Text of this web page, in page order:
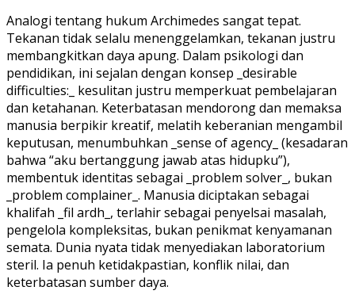
Analogi tentang hukum Archimedes sangat tepat.
Tekanan tidak selalu menenggelamkan, tekanan justru
membangkitkan daya apung. Dalam psikologi dan
pendidikan, ini sejalan dengan konsep _desirable
difficulties:_ kesulitan justru memperkuat pembelajaran
dan ketahanan. Keterbatasan mendorong dan memaksa
manusia berpikir kreatif, melatih keberanian mengambil
keputusan, menumbuhkan _sense of agency_ (kesadaran
bahwa “aku bertanggung jawab atas hidupku”),
membentuk identitas sebagai _problem solver_, bukan
_problem complainer_. Manusia diciptakan sebagai
khalifah _fil ardh_, terlahir sebagai penyelsai masalah,
pengelola kompleksitas, bukan penikmat kenyamanan
semata. Dunia nyata tidak menyediakan laboratorium
steril. Ia penuh ketidakpastian, konflik nilai, dan
keterbatasan sumber daya.